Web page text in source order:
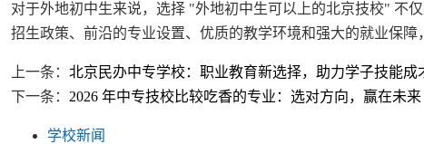
对于外地初中生来说，选择 "外地初中生可以上的北京技校" 不
招生政策、前沿的专业设置、优质的教学环境和强大的就业保障
上一条： 北京民办中专学校：职业教育新选择，助力学子技能成
下一条： 2026 年中专技校比较吃香的专业：选对方向，赢在未来
学校新闻